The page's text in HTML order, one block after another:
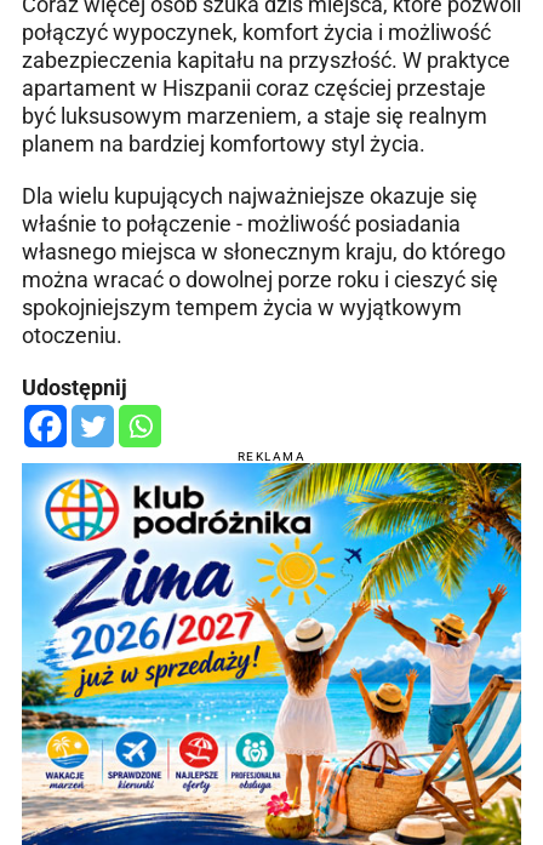
połączyć wypoczynek, komfort życia i możliwość
zabezpieczenia kapitału na przyszłość. W praktyce
apartament w Hiszpanii coraz częściej przestaje
być luksusowym marzeniem, a staje się realnym
planem na bardziej komfortowy styl życia.
Dla wielu kupujących najważniejsze okazuje się
właśnie to połączenie - możliwość posiadania
własnego miejsca w słonecznym kraju, do którego
można wracać o dowolnej porze roku i cieszyć się
spokojniejszym tempem życia w wyjątkowym
otoczeniu.
Udostępnij
REKLAMA